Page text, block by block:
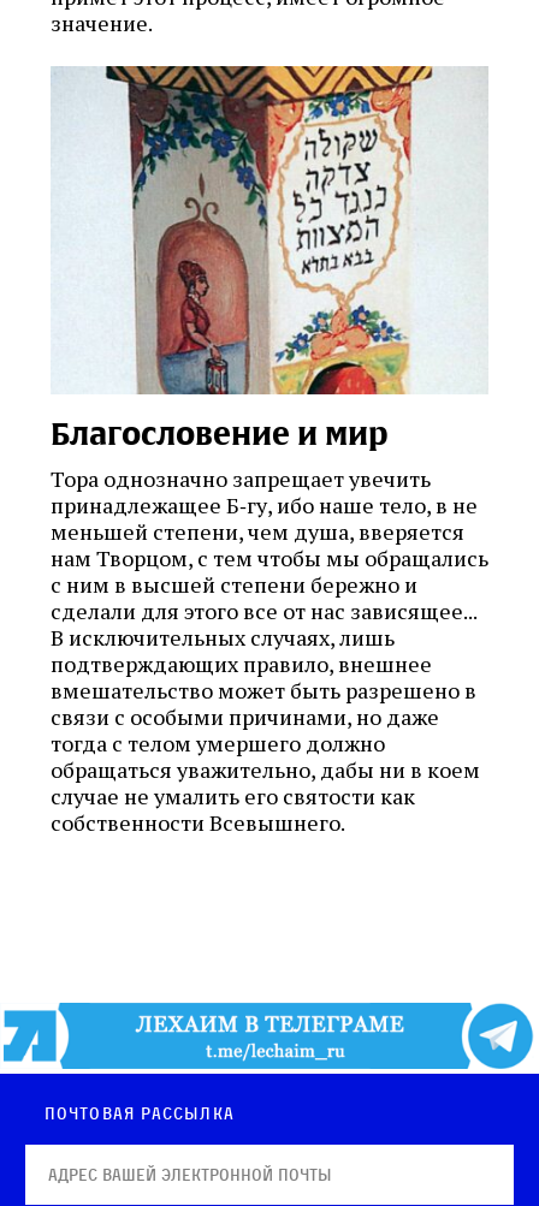
значение.
Благословение и мир
Тора однозначно запрещает увечить
принадлежащее Б‑гу, ибо наше тело, в не
меньшей степени, чем душа, вверяется
нам Творцом, с тем чтобы мы обращались
с ним в высшей степени бережно и
сделали для этого все от нас зависящее...
В исключительных случаях, лишь
подтверждающих правило, внешнее
вмешательство может быть разрешено в
связи с особыми причинами, но даже
тогда с телом умершего должно
обращаться уважительно, дабы ни в коем
случае не умалить его святости как
собственности Всевышнего.
Почтовая рассылка